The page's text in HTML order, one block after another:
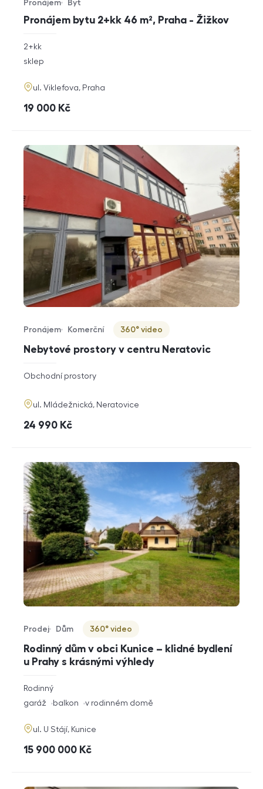
Pronájem bytu 2+kk 46 m², Praha - Žižkov
Typ nabídky
Pronájem
Typ nemovitosti
Byt
rozměry
2+kk
funkce
sklep
adresa
ul. Viklefova, Praha
cena
19 000 Kč
Nebytové prostory v centru Neratovic
Typ nabídky
Pronájem
Typ nemovitosti
Komerční
Virtuální prohlídka
360° video
rozměry
dispozice
Obchodní prostory
adresa
ul. Mládežnická, Neratovice
cena
24 990 Kč
Rodinný dům v obci Kunice – klidné bydlení
u Prahy s krásnými výhledy
Typ nabídky
Prodej
Typ nemovitosti
Dům
Virtuální prohlídka
360° video
rozměry
dispozice
Rodinný
funkce
garáž balkon v rodinném domě
adresa
ul. U Stájí, Kunice
cena
15 900 000 Kč